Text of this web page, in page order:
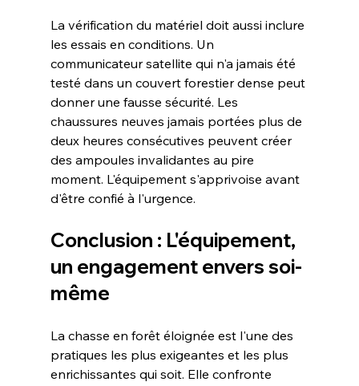
La vérification du matériel doit aussi inclure
les essais en conditions. Un
communicateur satellite qui n'a jamais été
testé dans un couvert forestier dense peut
donner une fausse sécurité. Les
chaussures neuves jamais portées plus de
deux heures consécutives peuvent créer
des ampoules invalidantes au pire
moment. L'équipement s'apprivoise avant
d'être confié à l'urgence.
Conclusion : L'équipement,
un engagement envers soi-
même
La chasse en forêt éloignée est l'une des
pratiques les plus exigeantes et les plus
enrichissantes qui soit. Elle confronte